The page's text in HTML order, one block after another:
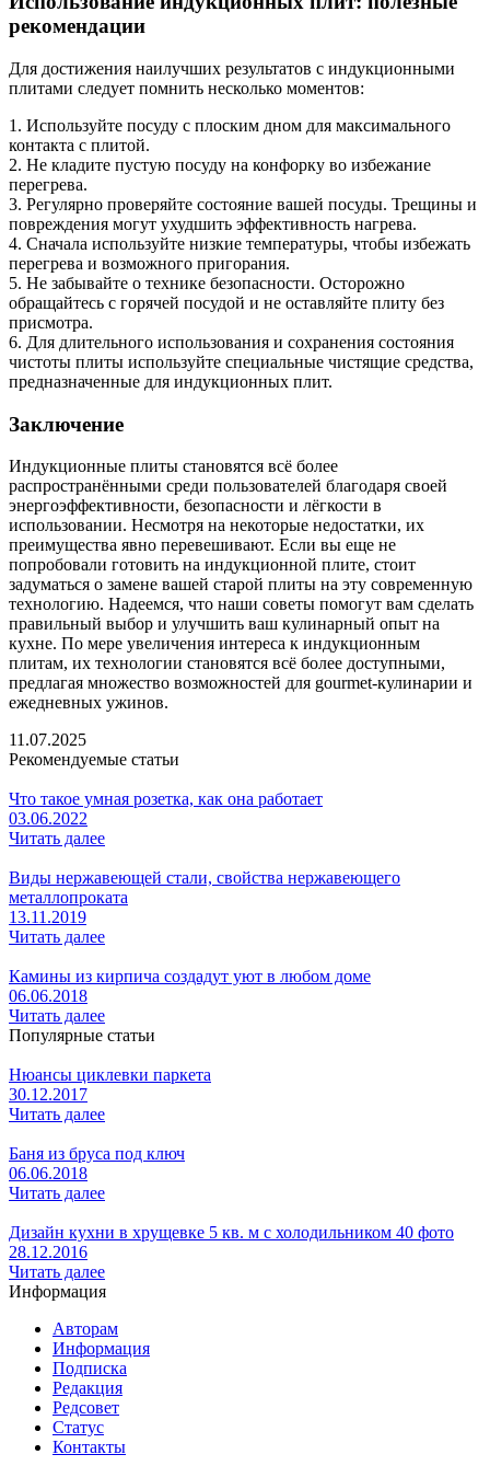
рекомендации
Для достижения наилучших результатов с индукционными
плитами следует помнить несколько моментов:
1. Используйте посуду с плоским дном для максимального
контакта с плитой.
2. Не кладите пустую посуду на конфорку во избежание
перегрева.
3. Регулярно проверяйте состояние вашей посуды. Трещины и
повреждения могут ухудшить эффективность нагрева.
4. Сначала используйте низкие температуры, чтобы избежать
перегрева и возможного пригорания.
5. Не забывайте о технике безопасности. Осторожно
обращайтесь с горячей посудой и не оставляйте плиту без
присмотра.
6. Для длительного использования и сохранения состояния
чистоты плиты используйте специальные чистящие средства,
предназначенные для индукционных плит.
Заключение
Индукционные плиты становятся всё более
распространёнными среди пользователей благодаря своей
энергоэффективности, безопасности и лёгкости в
использовании. Несмотря на некоторые недостатки, их
преимущества явно перевешивают. Если вы еще не
попробовали готовить на индукционной плите, стоит
задуматься о замене вашей старой плиты на эту современную
технологию. Надеемся, что наши советы помогут вам сделать
правильный выбор и улучшить ваш кулинарный опыт на
кухне. По мере увеличения интереса к индукционным
плитам, их технологии становятся всё более доступными,
предлагая множество возможностей для gourmet-кулинарии и
ежедневных ужинов.
11.07.2025
Рекомендуемые статьи
Что такое умная розетка, как она работает
03.06.2022
Читать далее
Виды нержавеющей стали, свойства нержавеющего
металлопроката
13.11.2019
Читать далее
Камины из кирпича создадут уют в любом доме
06.06.2018
Читать далее
Популярные статьи
Нюансы циклевки паркета
30.12.2017
Читать далее
Баня из бруса под ключ
06.06.2018
Читать далее
Дизайн кухни в хрущевке 5 кв. м с холодильником 40 фото
28.12.2016
Читать далее
Информация
Авторам
Информация
Подписка
Редакция
Редсовет
Статус
Контакты